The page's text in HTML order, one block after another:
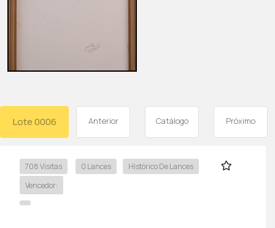
Lote 0006 Anterior Catálogo Próximo
708 Visitas 0 Lances
Histórico De Lances
Vencedor: